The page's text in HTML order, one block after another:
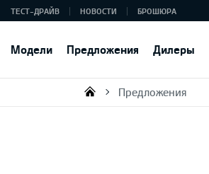
Модели Предложения Дилеры
ТЕСТ-ДРАЙВ НОВОСТИ БРОШЮРА
KIA AUTO AS
Предложения